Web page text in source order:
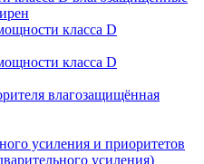
класса D
класса D
влагозащищённая
усиления и приоритетов
усиления)